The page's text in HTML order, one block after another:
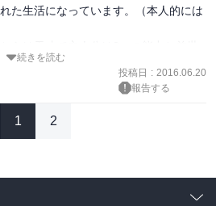
た生活になっています。（本人的には
が、いいバランスになっています。
スムーズに読むことができるので、殺
が、値段が若干高いため星1つ減らして
続きを読む
投稿日 : 2016.06.20
報告する
1 2